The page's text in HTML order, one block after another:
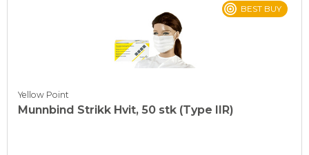
BEST BUY
Yellow Point
Munnbind Strikk Hvit, 50 stk (Type IIR)